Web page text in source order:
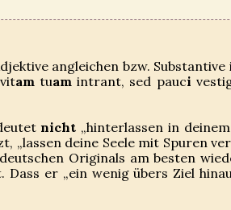
angleichen bzw. Substantive
amtuamintrant, sed pauci
nicht „hinterlassen in
„lassen deine Seele mit Spuren
Originals am besten
er „ein wenig übers Ziel